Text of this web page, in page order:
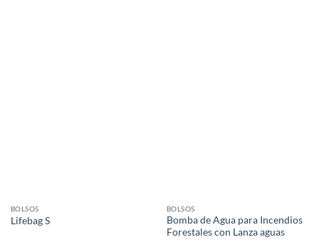
BOLSOS
Lifebag S
BOLSOS
Bomba de Agua para Incendios
Forestales con Lanza aguas